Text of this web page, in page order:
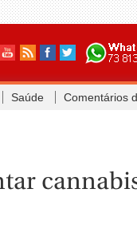
Saúde Comentários